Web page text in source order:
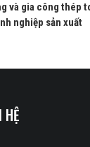
và gia công thép
nghiệp sản xuất
HỆ